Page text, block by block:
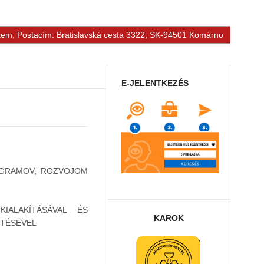
Postacím: Bratislavská cesta 3322, SK-94501 Komárno
ROZVOJOM
ÉS
E-JELENTKEZÉS
KAROK